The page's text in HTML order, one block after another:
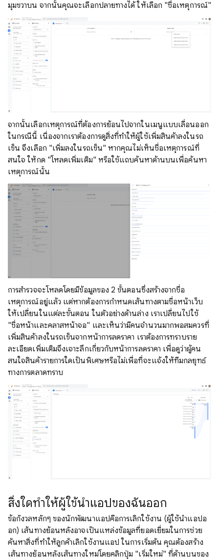
มุมขวาบน จากนั้นคุณจะเลือกปลายทางได้ ให้เลือก "ชื่อเหตุการณ์"
จากนั้นเลือกเหตุการณ์ที่ต้องการย้อนไปจากในเมนูแบบเลื่อนออก
ในกรณีนี้ เนื่องจากเราต้องการดูสิ่งที่ทำให้ผู้ใช้เพิ่มสินค้าลงในรถ
เข็น จึงเลือก "เพิ่มลงในรถเข็น" หากคุณไม่เห็นชื่อเหตุการณ์ที่
สนใจ ให้กด "โหลดเพิ่มเติม" หรือใช้แถบค้นหาด้านบนเพื่อค้นหา
เหตุการณ์นั้น
การสํารวจจะโหลดโดยมีข้อมูลของ 2 ขั้นตอนซึ่งสร้างจากชื่อ
เหตุการณ์อยู่แล้ว แต่หากต้องการกําหนดเส้นทางตามชื่อหน้าเว็บ
ให้เปลี่ยนในแต่ละขั้นตอน ในตัวอย่างด้านล่าง เราเปลี่ยนไปใช้
"ชื่อหน้าและคลาสหน้าจอ" และเห็นว่ามีคนจำนวนมากพอสมควรที่
เพิ่มสินค้าลงในรถเข็นจากหน้าการลดราคา เราต้องการทราบราย
ละเอียดเพิ่มเติมจึงเจาะลึกเกี่ยวกับหน้าการลดราคา เพื่อดูว่าผู้คน
สนใจสินค้ารายการใดเป็นพิเศษหรือไม่เพื่อที่จะแจ้งให้ทีมกลยุทธ์
ทางการตลาดทราบ
สิ่งใดทําให้ผู้ใช้นําแอปของฉันออก
ข้อกังวลหลักๆ ของนักพัฒนาแอปคือการเลิกใช้งาน (ผู้ใช้นําแอปอ
อก) เส้นทางย้อนหลังอาจเป็นแหล่งข้อมูลที่ยอดเยี่ยมในการช่วย
ค้นหาสิ่งที่ทําให้ลูกค้าเลิกใช้งานแอป ในการเริ่มต้น คุณต้องสร้าง
เส้นทางย้อนหลังเส้นทางใหม่โดยคลิกปุ่ม "เริ่มใหม่" ที่ด้านบนของ